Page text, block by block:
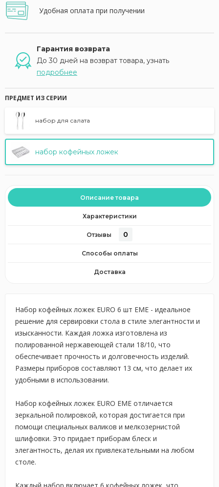
Удобная оплата при получении
Гарантия возврата
До 30 дней на возврат товара, узнать
подробнее
ПРЕДМЕТ ИЗ СЕРИИ
набор для салата
набор кофейных ложек
Описание товара
Характеристики
Отзывы 0
Способы оплаты
Доставка
Набор кофейных ложек EURO 6 шт EME - идеальное
решение для сервировки стола в стиле элегантности и
изысканности. Каждая ложка изготовлена из
полированной нержавеющей стали 18/10, что
обеспечивает прочность и долговечность изделий.
Размеры приборов составляют 13 см, что делает их
удобными в использовании.
Набор кофейных ложек EURO EME отличается
зеркальной полировкой, которая достигается при
помощи специальных валиков и мелкозернистой
шлифовки. Это придает приборам блеск и
элегантность, делая их привлекательными на любом
столе.